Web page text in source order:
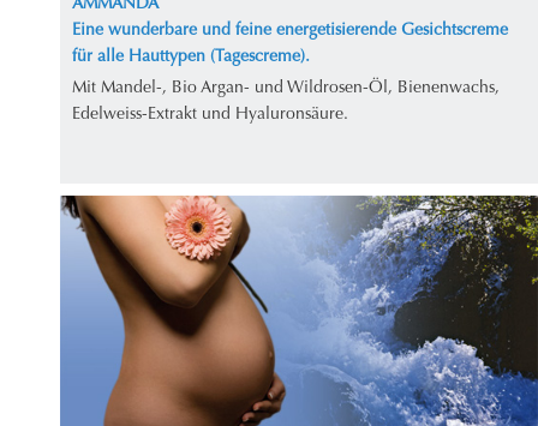
AMMANDA
Eine wunderbare und feine energetisierende Gesichtscreme
für alle Hauttypen (Tagescreme).
Mit Mandel-, Bio Argan- und Wildrosen-Öl, Bienenwachs,
Edelweiss-Extrakt und Hyaluronsäure.